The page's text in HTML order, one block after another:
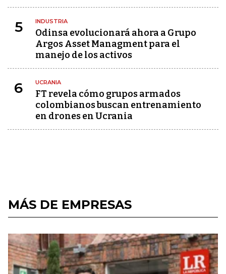
5 INDUSTRIA
Odinsa evolucionará ahora a Grupo
Argos Asset Managment para el
manejo de los activos
6 UCRANIA
FT revela cómo grupos armados
colombianos buscan entrenamiento
en drones en Ucrania
MÁS DE EMPRESAS